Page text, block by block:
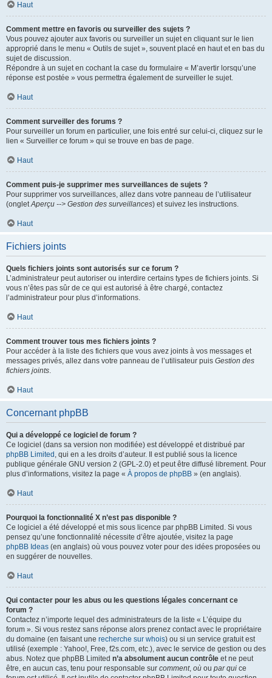
Haut
Comment mettre en favoris ou surveiller des sujets ?
Vous pouvez ajouter aux favoris ou surveiller un sujet en cliquant sur le lien
approprié dans le menu « Outils de sujet », souvent placé en haut et en bas du
sujet de discussion.
Répondre à un sujet en cochant la case du formulaire « M’avertir lorsqu’une
réponse est postée » vous permettra également de surveiller le sujet.
Haut
Comment surveiller des forums ?
Pour surveiller un forum en particulier, une fois entré sur celui-ci, cliquez sur le
lien « Surveiller ce forum » qui se trouve en bas de page.
Haut
Comment puis-je supprimer mes surveillances de sujets ?
Pour supprimer vos surveillances, allez dans votre panneau de l’utilisateur
(ongletAperçu --> Gestion des surveillances) et suivez les instructions.
Haut
Fichiers joints
Quels fichiers joints sont autorisés sur ce forum ?
L’administrateur peut autoriser ou interdire certains types de fichiers joints. Si
vous n’êtes pas sûr de ce qui est autorisé à être chargé, contactez
l’administrateur pour plus d’informations.
Haut
Comment trouver tous mes fichiers joints ?
Pour accéder à la liste des fichiers que vous avez joints à vos messages et
messages privés, allez dans votre panneau de l’utilisateur puis Gestion des
fichiers joints.
Haut
Concernant phpBB
Qui a développé ce logiciel de forum ?
Ce logiciel (dans sa version non modifiée) est développé et distribué par
phpBB Limited , qui en a les droits d’auteur. Il est publié sous la licence
publique générale GNU version 2 (GPL-2.0) et peut être diffusé librement. Pour
plus d’informations, visitez la page « À propos de phpBB » (en anglais).
Haut
Pourquoi la fonctionnalité X n’est pas disponible ?
Ce logiciel a été développé et mis sous licence par phpBB Limited. Si vous
pensez qu’une fonctionnalité nécessite d’être ajoutée, visitez la page
phpBB Ideas (en anglais) où vous pouvez voter pour des idées proposées ou
en suggérer de nouvelles.
Haut
Qui contacter pour les abus ou les questions légales concernant ce
forum ?
Contactez n’importe lequel des administrateurs de la liste « L’équipe du
forum ». Si vous restez sans réponse alors prenez contact avec le propriétaire
du domaine (en faisant une recherche sur whois) ou si un service gratuit est
utilisé (exemple : Yahoo!, Free, f2s.com, etc.), avec le service de gestion ou des
abus. Notez que phpBB Limited n’a absolument aucun contrôle et ne peut
être, en aucun cas, tenu pour responsable sur comment, où ou par qui ce